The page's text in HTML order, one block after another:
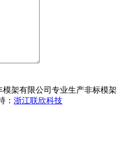
模架有限公司专业生产非标模架
： 浙江联欣科技